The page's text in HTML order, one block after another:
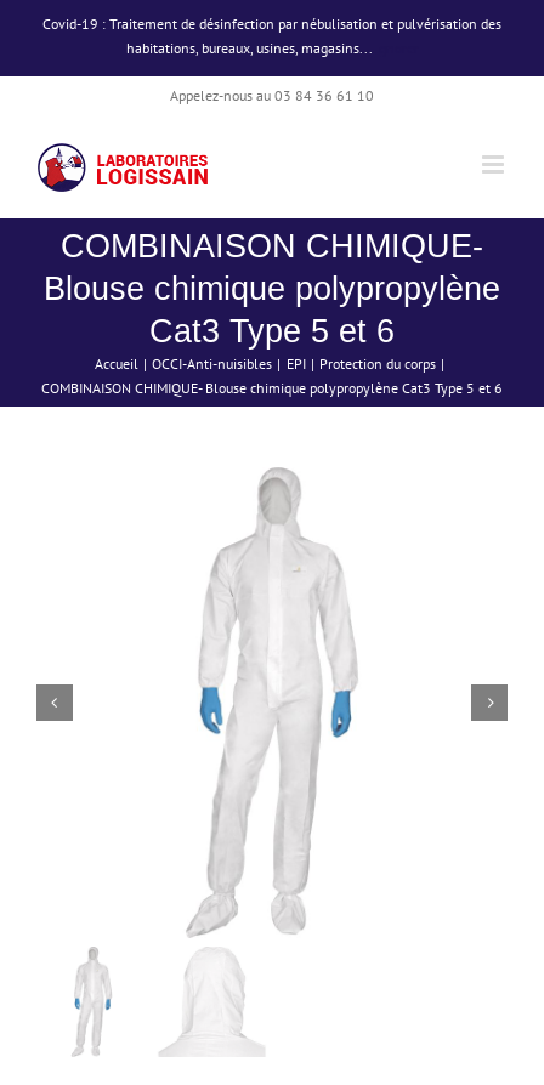
Covid-19 : Traitement de désinfection par nébulisation et pulvérisation des
habitations, bureaux, usines, magasins...
Passer
contenu
Appelez-nous au 03 84 36 61 10
COMBINAISON CHIMIQUE-
Blouse chimique polypropylène
Cat3 Type 5 et 6
Accueil OCCI-Anti-nuisibles EPI
Protection du corps
COMBINAISON CHIMIQUE- Blouse chimique polypropylène Cat3 Type 5 et 6